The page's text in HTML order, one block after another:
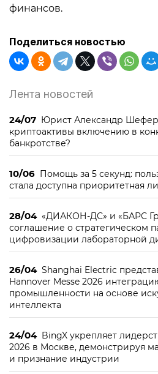
финансов.
Поделиться новостью
Лента новостей
24/07 Юрист Александр
криптоактивы включению в
банкротстве?
10/06 Помощь за 5 секунд:
стала доступна приоритетная
28/04 «ДИАКОН-ДС» и «БАРС
соглашение о стратегическом
цифровизации лабораторной
26/04 Shanghai Electric
Hannover Messe 2026
промышленности на основе
интеллекта
24/04 BingX укрепляет
2026 в Москве, демонстрируя
и признание индустрии